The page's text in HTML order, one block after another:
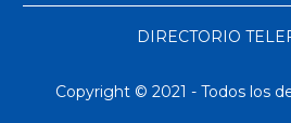
DIRECTORIO
Copyright © 2021 - Todos los